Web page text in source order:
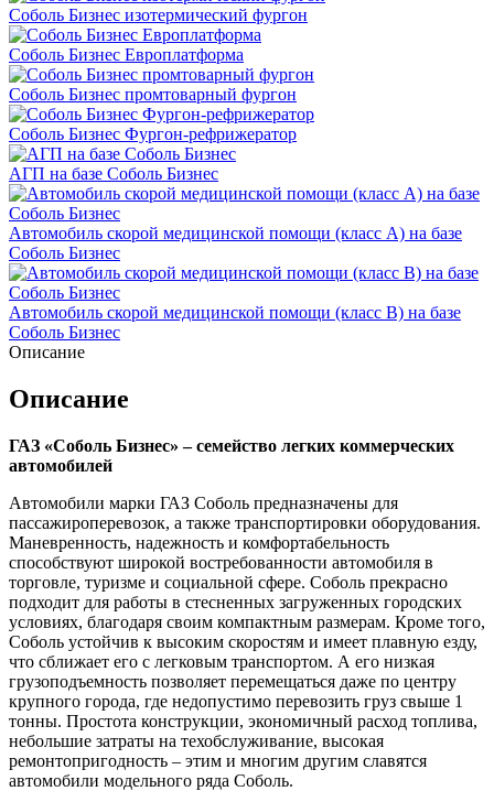
Соболь Бизнес изотермический фургон
Соболь Бизнес Европлатформа
Соболь Бизнес промтоварный фургон
Соболь Бизнес Фургон-рефрижератор
АГП на базе Соболь Бизнес
Автомобиль скорой медицинской помощи (класс А) на базе
Соболь Бизнес
Автомобиль скорой медицинской помощи (класс В) на базе
Соболь Бизнес
Описание
Описание
ГАЗ «Соболь Бизнес» – семейство легких коммерческих
автомобилей
Автомобили марки ГАЗ Соболь предназначены для
пассажироперевозок, а также транспортировки оборудования.
Маневренность, надежность и комфортабельность
способствуют широкой востребованности автомобиля в
торговле, туризме и социальной сфере. Соболь прекрасно
подходит для работы в стесненных загруженных городских
условиях, благодаря своим компактным размерам. Кроме того,
Соболь устойчив к высоким скоростям и имеет плавную езду,
что сближает его с легковым транспортом. А его низкая
грузоподъемность позволяет перемещаться даже по центру
крупного города, где недопустимо перевозить груз свыше 1
тонны. Простота конструкции, экономичный расход топлива,
небольшие затраты на техобслуживание, высокая
ремонтопригодность – этим и многим другим славятся
автомобили модельного ряда Соболь.